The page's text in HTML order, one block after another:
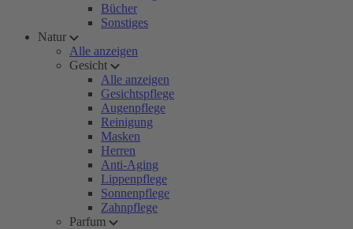
Bücher
Sonstiges
Natur
Alle anzeigen
Gesicht
Alle anzeigen
Gesichtspflege
Augenpflege
Reinigung
Masken
Herren
Anti-Aging
Lippenpflege
Sonnenpflege
Zahnpflege
Parfum